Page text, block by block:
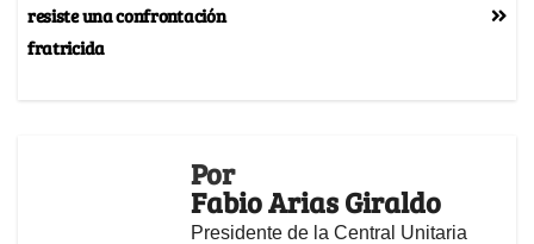
resiste una confrontación
fratricida
Por
Fabio Arias Giraldo
Presidente de la Central Unitaria